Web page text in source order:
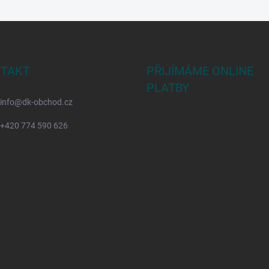
info@dk-obchod.cz
+420 774 590 626
PŘIJÍMÁME ONLINE
PLATBY